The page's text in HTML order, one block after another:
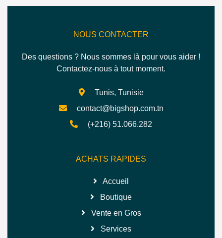
NOUS CONTACTER
Des questions ? Nous sommes là pour vous aider !
Contactez-nous à tout moment.
Tunis, Tunisie
contact@bigshop.com.tn
(+216) 51.066.282
ACHATS RAPIDES
Accueil
Boutique
Vente en Gros
Services